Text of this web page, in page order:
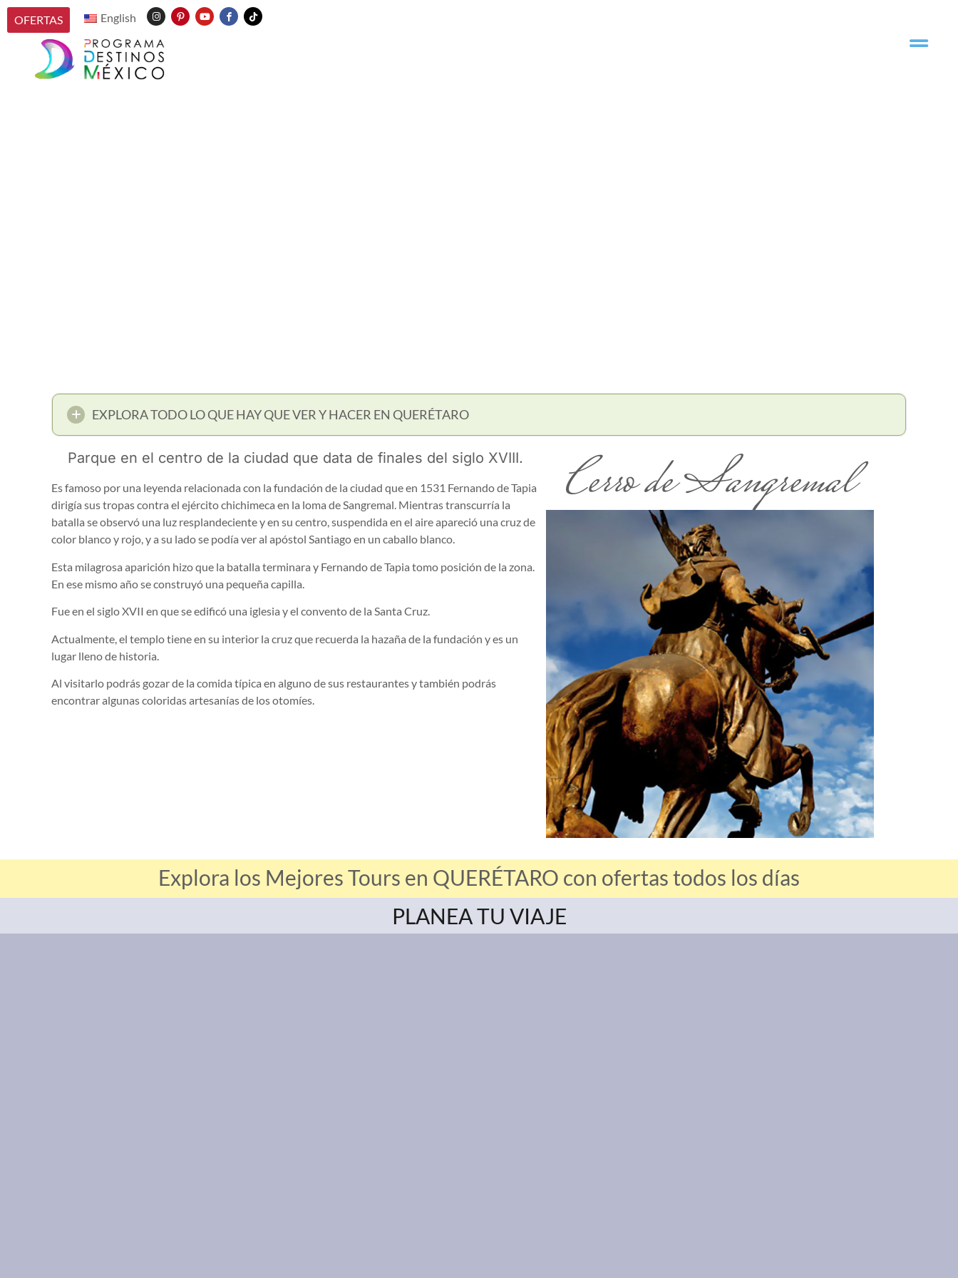
OFERTAS English
EXPLORA TODO LO QUE HAY QUE VER Y HACER EN QUERÉTARO
Parque en el centro de la ciudad que data de finales del siglo XVIII.
Es famoso por una leyenda relacionada con la fundación de la ciudad que en 1531 Fernando de Tapia
dirigía sus tropas contra el ejército chichimeca en la loma de Sangremal. Mientras transcurría la
batalla se observó una luz resplandeciente y en su centro, suspendida en el aire apareció una cruz de
color blanco y rojo, y a su lado se podía ver al apóstol Santiago en un caballo blanco.
Esta milagrosa aparición hizo que la batalla terminara y Fernando de Tapia tomo posición de la zona.
En ese mismo año se construyó una pequeña capilla.
Fue en el siglo XVII en que se edificó una iglesia y el convento de la Santa Cruz.
Actualmente, el templo tiene en su interior la cruz que recuerda la hazaña de la fundación y es un
lugar lleno de historia.
Al visitarlo podrás gozar de la comida típica en alguno de sus restaurantes y también podrás
encontrar algunas coloridas artesanías de los otomíes.
Cerro de Sangremal
Explora los Mejores Tours en QUERÉTARO con ofertas todos los días
PLANEA TU VIAJE